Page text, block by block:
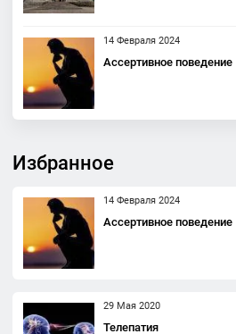
14 Февраля 2024
Ассертивное поведение
Избранное
14 Февраля 2024
Ассертивное поведение
29 Мая 2020
Телепатия